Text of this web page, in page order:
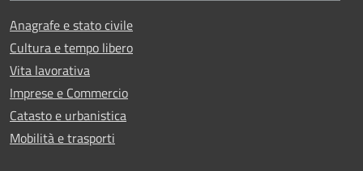
Anagrafe e stato civile
Cultura e tempo libero
Vita lavorativa
Imprese e Commercio
Catasto e urbanistica
Mobilità e trasporti